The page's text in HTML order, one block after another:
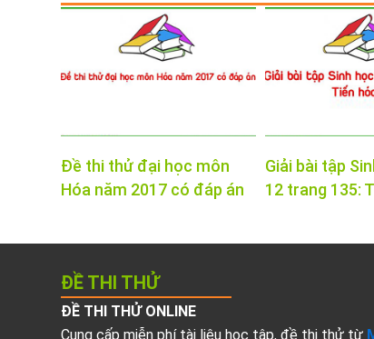
Đề thi thử đại học môn
Hóa năm 2017 có đáp án
Giải bài tập
12 trang 135:
ĐỀ THI THỬ
ĐỀ THI THỬ ONLINE
Cung cấp miễn phí tài liệu học tập, đề thi thử từ